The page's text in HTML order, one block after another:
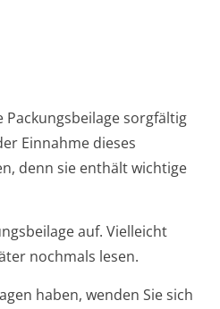
Packungsbeilage sorgfältig
Einnahme dieses
denn sie enthält wichtige
auf. Vielleicht
nochmals lesen.
haben, wenden Sie sich